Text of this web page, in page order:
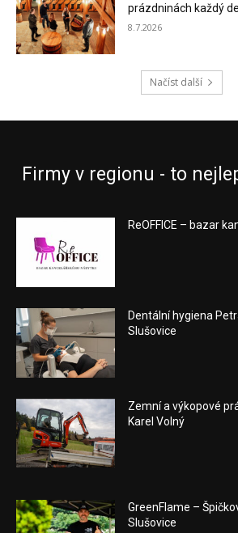
prázdninách každý
8.7.2026
Načíst další
Firmy v regionu - to
ReOFFICE – bazar
Dentální hygiena
Slušovice
Zemní a výkopové
Karel Volný
GreenFlame –
Slušovice